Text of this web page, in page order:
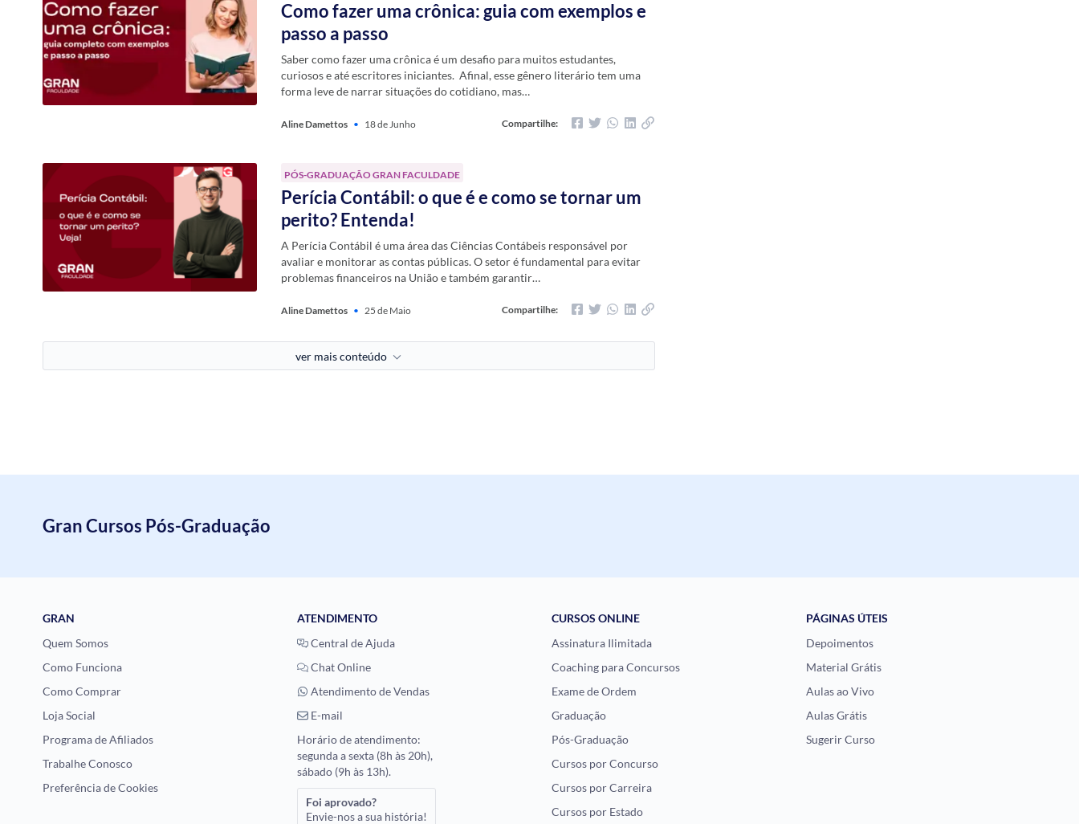
Como fazer uma crônica: guia com exemplos e
passo a passo
Saber como fazer uma crônica é um desafio para muitos estudantes,
curiosos e até escritores iniciantes. Afinal, esse gênero literário tem uma
forma leve de narrar situações do cotidiano, mas…
Aline Damettos • 18 de Junho Compartilhe:
PÓS-GRADUAÇÃO GRAN FACULDADE
Perícia Contábil: o que é e como se tornar um
perito? Entenda!
A Perícia Contábil é uma área das Ciências Contábeis responsável por
avaliar e monitorar as contas públicas. O setor é fundamental para evitar
problemas financeiros na União e também garantir…
Aline Damettos • 25 de Maio Compartilhe:
ver mais conteúdo
Gran Cursos Pós-Graduação
GRAN
Quem Somos
Como Funciona
Como Comprar
Loja Social
Programa de Afiliados
Trabalhe Conosco
Preferência de Cookies
ATENDIMENTO
Central de Ajuda
Chat Online
Atendimento de Vendas
E-mail
Horário de atendimento:
segunda a sexta (8h às 20h),
sábado (9h às 13h).
Foi aprovado?
Envie-nos a sua história!
CURSOS ONLINE
Assinatura Ilimitada
Coaching para Concursos
Exame de Ordem
Graduação
Pós-Graduação
Cursos por Concurso
Cursos por Carreira
Cursos por Estado
PÁGINAS ÚTEIS
Depoimentos
Material Grátis
Aulas ao Vivo
Aulas Grátis
Sugerir Curso